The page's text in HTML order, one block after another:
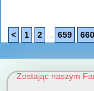
< 1 2 ... 659 660
Zostając naszym